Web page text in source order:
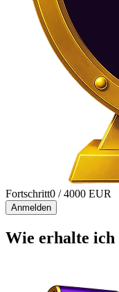
Fortschritt0 / 4000 EUR
Anmelden
Wie erhalte ich